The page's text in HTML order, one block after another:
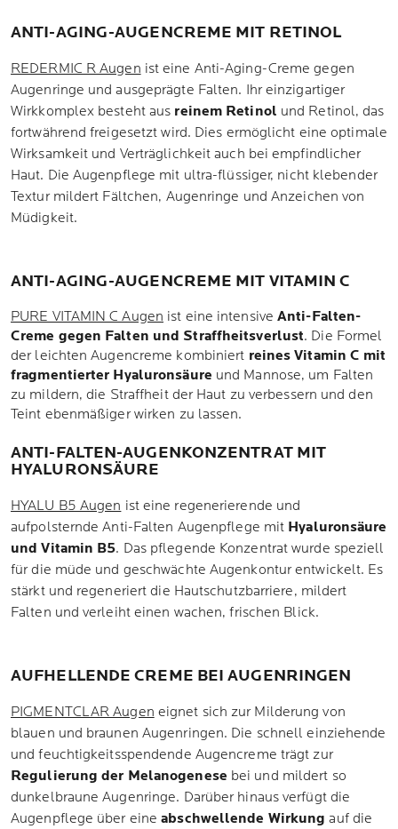
ANTI-AGING-AUGENCREME MIT RETINOL
REDERMIC R Augen ist eine Anti-Aging-Creme gegen
Augenringe und ausgeprägte Falten. Ihr einzigartiger
Wirkkomplex besteht aus reinem Retinol und Retinol, das
fortwährend freigesetzt wird. Dies ermöglicht eine optimale
Wirksamkeit und Verträglichkeit auch bei empfindlicher
Haut. Die Augenpflege mit ultra-flüssiger, nicht klebender
Textur mildert Fältchen, Augenringe und Anzeichen von
Müdigkeit.
ANTI-AGING-AUGENCREME MIT VITAMIN C
PURE VITAMIN C Augen ist eine intensiveAnti-Falten-
Creme gegen Falten und Straffheitsverlust. Die Formel
der leichten Augencreme kombiniert reines Vitamin C mit
fragmentierter Hyaluronsäure und Mannose, um Falten
zu mildern, die Straffheit der Haut zu verbessern und den
Teint ebenmäßiger wirken zu lassen.
ANTI-FALTEN-AUGENKONZENTRAT MIT
HYALURONSÄURE
HYALU B5 Augen ist eine regenerierende und
aufpolsternde Anti-Falten Augenpflege mit Hyaluronsäure
und Vitamin B5. Das pflegende Konzentrat wurde speziell
für die müde und geschwächte Augenkontur entwickelt. Es
stärkt und regeneriert die Hautschutzbarriere, mildert
Falten und verleiht einen wachen, frischen Blick.
AUFHELLENDE CREME BEI AUGENRINGEN
PIGMENTCLAR Augen eignet sich zur Milderung von
blauen und braunen Augenringen. Die schnell einziehende
und feuchtigkeitsspendende Augencreme trägt zur
Regulierung der Melanogenese bei und mildert so
dunkelbraune Augenringe. Darüber hinaus verfügt die
Augenpflege über eineabschwellende Wirkung auf die